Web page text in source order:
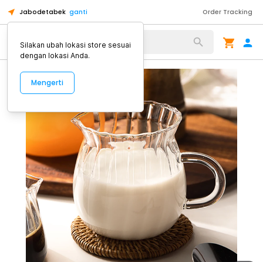
Jabodetabek ganti Order Tracking
Alat Kopi
Silakan ubah lokasi store sesuai
dengan lokasi Anda.
Mengerti